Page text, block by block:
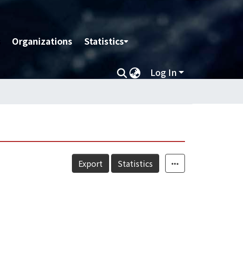
Organizations Statistics
Log In
Export Statistics